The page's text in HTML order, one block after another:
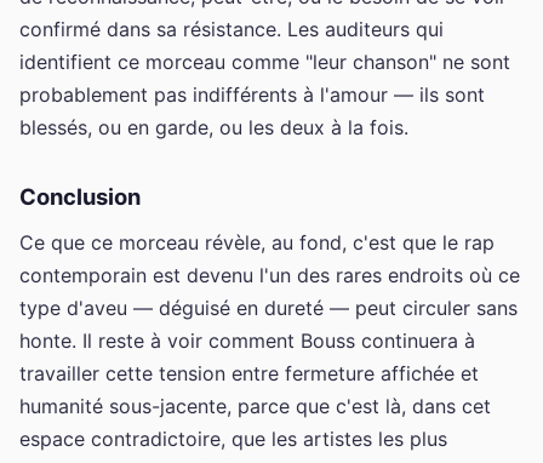
confirmé dans sa résistance. Les auditeurs qui
identifient ce morceau comme "leur chanson" ne sont
probablement pas indifférents à l'amour — ils sont
blessés, ou en garde, ou les deux à la fois.
Conclusion
Ce que ce morceau révèle, au fond, c'est que le rap
contemporain est devenu l'un des rares endroits où ce
type d'aveu — déguisé en dureté — peut circuler sans
honte. Il reste à voir comment Bouss continuera à
travailler cette tension entre fermeture affichée et
humanité sous-jacente, parce que c'est là, dans cet
espace contradictoire, que les artistes les plus